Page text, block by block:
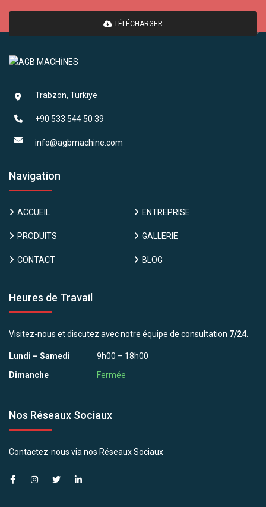
TÉLÉCHARGER
Trabzon, Türkiye
+90 533 544 50 39
info@agbmachine.com
Navigation
ACCUEIL ENTREPRISE
PRODUITS GALLERIE
CONTACT BLOG
Heures de Travail
Visitez-nous et discutez avec notre équipe de consultation 7/24
Lundi – Samedi
9h00 – 18h00
Dimanche
Fermée
Nos Réseaux Sociaux
Contactez-nous via nos Réseaux Sociaux